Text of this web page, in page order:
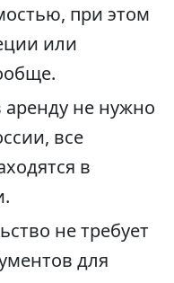
при этом
или
аренду не нужно
все
в
не требует
для